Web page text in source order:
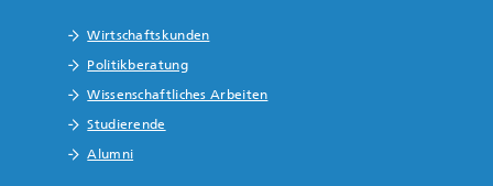
Wirtschaftskunden
Politikberatung
Wissenschaftliches Arbeiten
Studierende
Alumni